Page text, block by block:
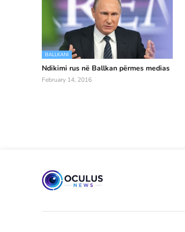
BALLKANI
Ndikimi rus në Ballkan përmes medias
February 14, 2016